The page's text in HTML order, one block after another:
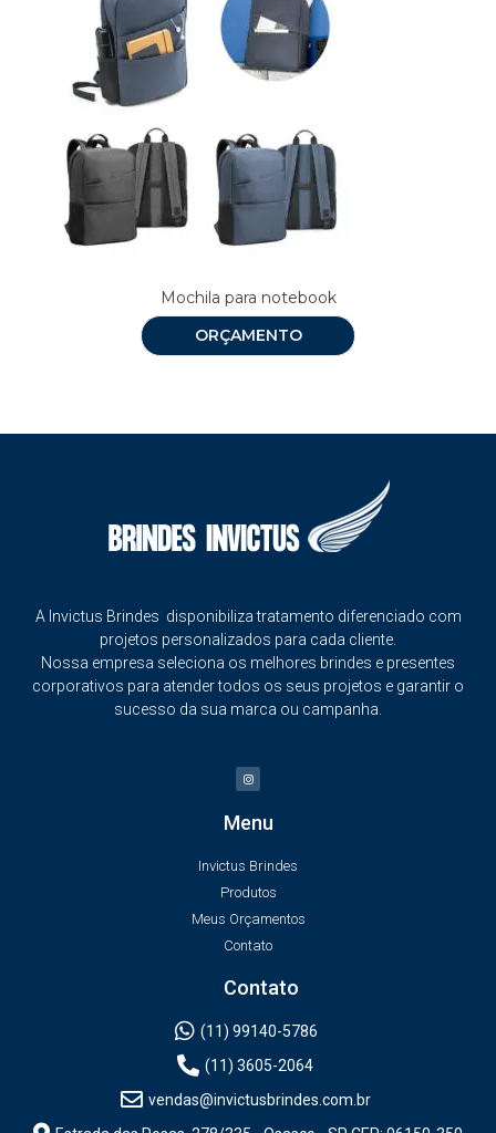
Mochila para notebook
ORÇAMENTO
A Invictus Brindes disponibiliza tratamento diferenciado com
projetos personalizados para cada cliente.
Nossa empresa seleciona os melhores brindes e presentes
corporativos para atender todos os seus projetos e garantir o
sucesso da sua marca ou campanha.
Menu
Invictus Brindes
Produtos
Meus Orçamentos
Contato
Contato
(11) 99140-5786
(11) 3605-2064
vendas@invictusbrindes.com.br